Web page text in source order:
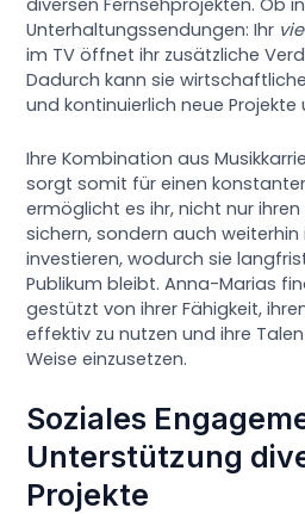
diversen Fernsehprojekten. Ob
Unterhaltungssendungen: Ihr
im TV öffnet ihr zusätzliche
Dadurch kann sie
und kontinuierlich neue Projekte
Ihre Kombination aus
sorgt somit für einen
ermöglicht es ihr, nicht nur
sichern, sondern auch
investieren, wodurch sie
Publikum bleibt. Anna-Marias
gestützt von ihrer Fähigkeit,
effektiv zu nutzen und ihre
Weise einzusetzen.
Soziales
Unterstützung
Projekte